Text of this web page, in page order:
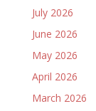
July 2026
June 2026
May 2026
April 2026
March 2026